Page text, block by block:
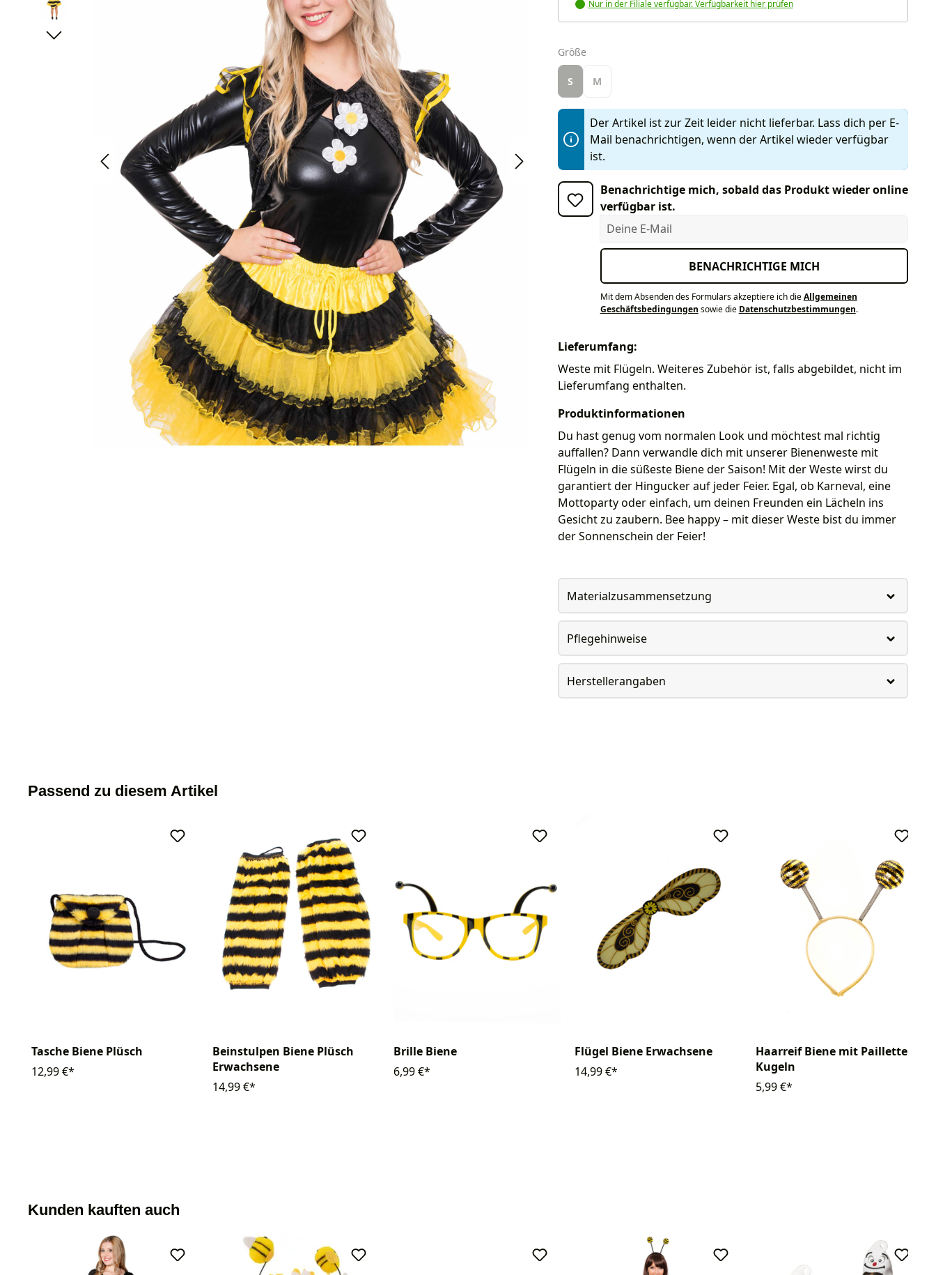
Nur in der Filiale verfügbar. Verfügbarkeit hier prüfen
Größeauswählen
S M
Der Artikel ist zur Zeit leider nicht lieferbar. Lass dich per E-
Mail benachrichtigen, wenn der Artikel wieder verfügbar
ist.
Benachrichtige mich, sobald das Produkt wieder online
verfügbar ist.
Deine E-Mail
BENACHRICHTIGE MICH
Mit dem Absenden des Formulars akzeptiere ich dieAllgemeinen
Geschäftsbedingungen sowie die Datenschutzbestimmungen.
Lieferumfang:
Weste mit Flügeln. Weiteres Zubehör ist, falls abgebildet, nicht im
Lieferumfang enthalten.
Produktinformationen
Du hast genug vom normalen Look und möchtest mal richtig
auffallen? Dann verwandle dich mit unserer Bienenweste mit
Flügeln in die süßeste Biene der Saison! Mit der Weste wirst du
garantiert der Hingucker auf jeder Feier. Egal, ob Karneval, eine
Mottoparty oder einfach, um deinen Freunden ein Lächeln ins
Gesicht zu zaubern. Bee happy – mit dieser Weste bist du immer
der Sonnenschein der Feier!
Materialzusammensetzung
Pflegehinweise
Herstellerangaben
Passend zu diesem Artikel
Tasche Biene Plüsch
12,99 €*
Beinstulpen Biene Plüsch
Erwachsene
14,99 €*
Brille Biene
6,99 €*
Flügel Biene Erwachsene
14,99 €*
Haarreif Biene mit Pailletten-
Kugeln
5,99 €*
Kunden kauften auch